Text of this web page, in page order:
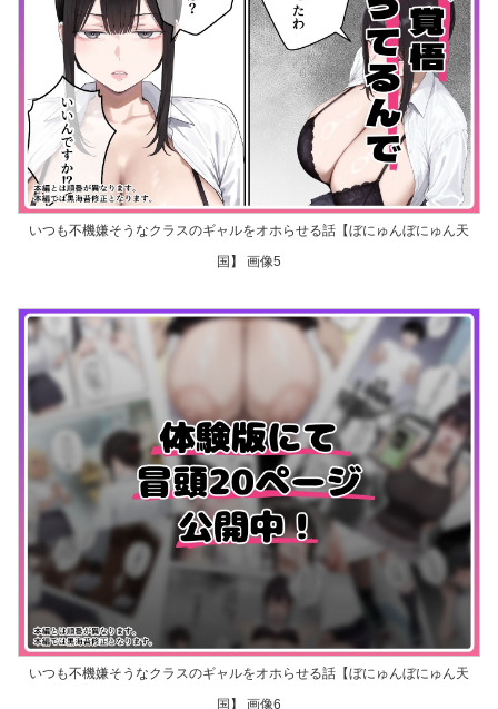
いつも不機嫌そうなクラスのギャルをオホらせる話【ぼにゅんぼにゅん天
国】 画像5
いつも不機嫌そうなクラスのギャルをオホらせる話【ぼにゅんぼにゅん天
国】 画像6